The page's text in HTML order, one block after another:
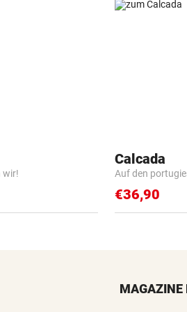
wir!
Calcada
Auf den
€36,90
MAGAZINE